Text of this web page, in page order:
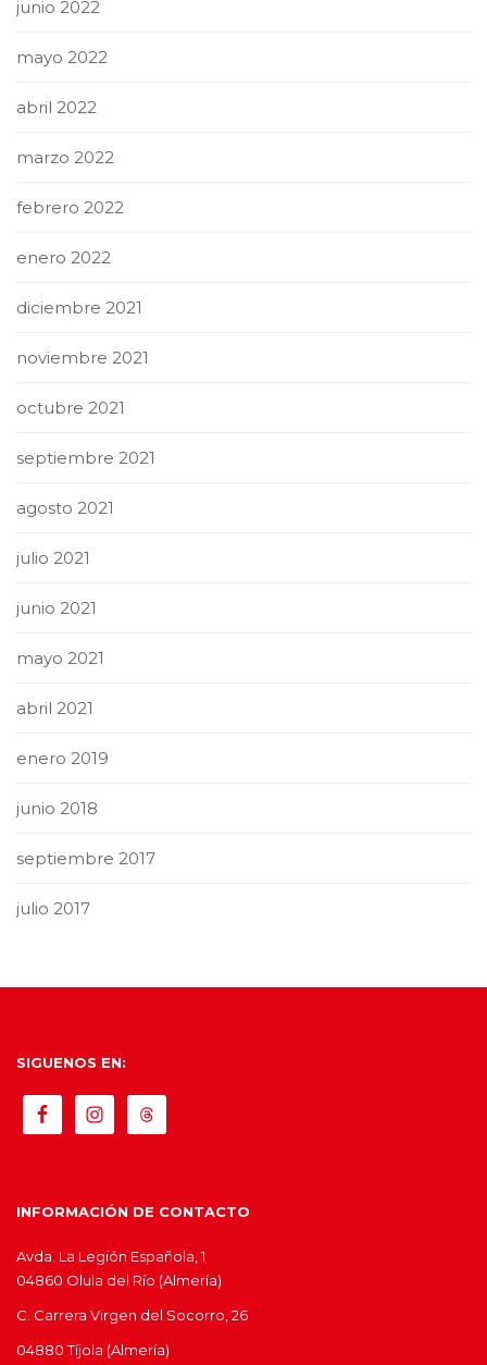
junio 2022
mayo 2022
abril 2022
marzo 2022
febrero 2022
enero 2022
diciembre 2021
noviembre 2021
octubre 2021
septiembre 2021
agosto 2021
julio 2021
junio 2021
mayo 2021
abril 2021
enero 2019
junio 2018
septiembre 2017
julio 2017
SIGUENOS EN:
INFORMACIÓN DE CONTACTO
Avda. La Legión Española, 1
04860 Olula del Río (Almería)
C. Carrera Virgen del Socorro, 26
04880 Tíjola (Almería)